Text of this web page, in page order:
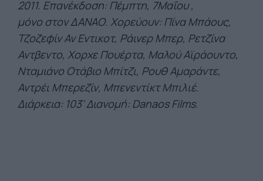
2011. Επανέκδοση: Πέμπτη, 7Μαΐου ,
μόνο στον ΔΑΝΑΟ. Χορεύουν: Πίνα Μπάους,
Τζοζεφίν Αν Εντικοτ, Ράινερ Μπερ, Ρετζίνα
Αντβεντο, Χορχε Πουέρτα, Μαλού Αϊράουντο,
Νταμιάνο Οτάβιο Μπίτζι, Ρουθ Αμαράντε,
Αντρέι Μπερεζίν, Μπενεντίκτ Μπιλιέ.
Διάρκεια: 103' Διανομή: Danaos Films.